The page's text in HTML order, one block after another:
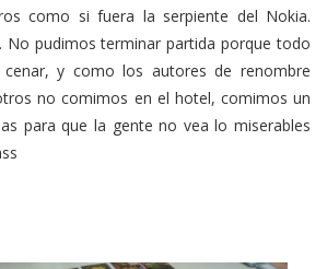
como si fuera la serpiente del Nokia.
No pudimos terminar partida porque todo
y como los autores de renombre
no comimos en el hotel, comimos un
para que la gente no vea lo miserables